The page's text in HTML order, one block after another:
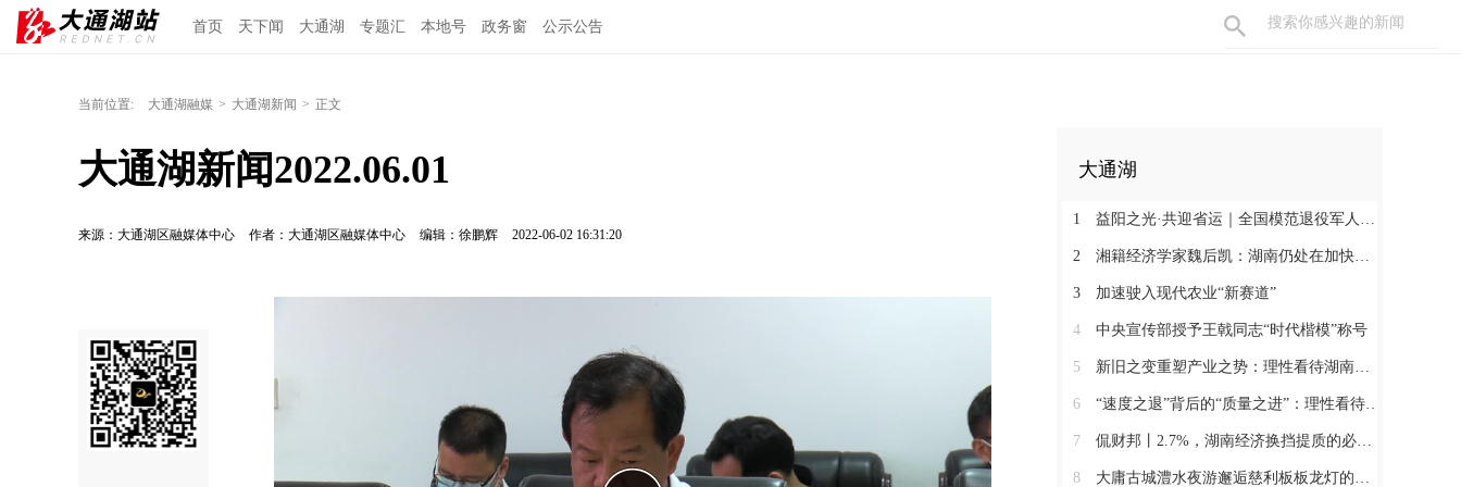
首页 天下闻 大通湖 专题汇 本地号 政务窗 公示公告
当前位置: 大通湖融媒 > 大通湖新闻 > 正文
大通湖新闻2022.06.01
来源：大通湖区融媒体中心 作者：大通湖区融媒体中心 编辑：徐鹏辉 2022-06-02 16:31:20
大通湖
1 益阳之光·共迎省运｜全国模范退役军人许国良的乡村美育之路
2 湘籍经济学家魏后凯：湖南仍处在加快发展的过程中
3 加速驶入现代农业“新赛道”
4 中央宣传部授予王戟同志“时代楷模”称号
5 新旧之变重塑产业之势：理性看待湖南经济半年报（二）
6 “速度之退”背后的“质量之进”：理性看待湖南经济半年报（一）
7 侃财邦丨2.7%，湖南经济换挡提质的必经关口
8 大庸古城澧水夜游邂逅慈利板板龙灯的千年浪漫